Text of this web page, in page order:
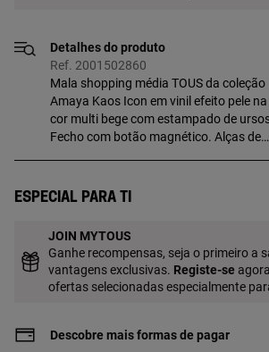
Detalhes do produto
Ref. 2001502860
Mala shopping média TOUS da coleção
Amaya Kaos Icon em vinil efeito pele na
cor multi bege com estampado de
Fecho com botão magnético. Alças de
bolsos interiores com fecho de correr.
Especial para ti
JOIN MYTOUS
Ganhe recompensas, seja o primeiro a
vantagens exclusivas. Registe-se
ofertas selecionadas especialmente
Descobre mais formas de pagar